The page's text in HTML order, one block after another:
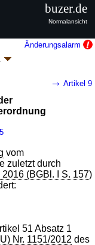
Änderungsalarm
→ Artikel 9
vom
zuletzt durch
(BGBl. I S. 157)
51 Absatz 1
Nr. 1151/2012 des
buzer.de
Normalansicht